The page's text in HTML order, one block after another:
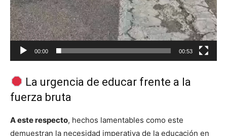
00:00 00:53
La urgencia de educar frente a la
fuerza bruta
A este respecto, hechos lamentables como este
demuestran la necesidad imperativa de la educación en